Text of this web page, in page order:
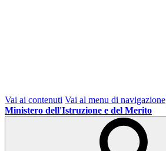
Vai ai contenuti Vai al menu di navigazione
Ministero dell'Istruzione e del Merito